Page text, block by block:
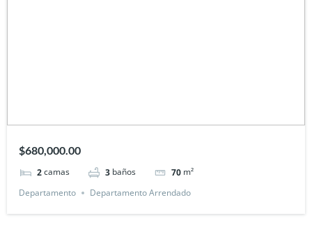
$680,000.00
2camas 3 baños 70 m²
Departamento
Departamento Arrendado